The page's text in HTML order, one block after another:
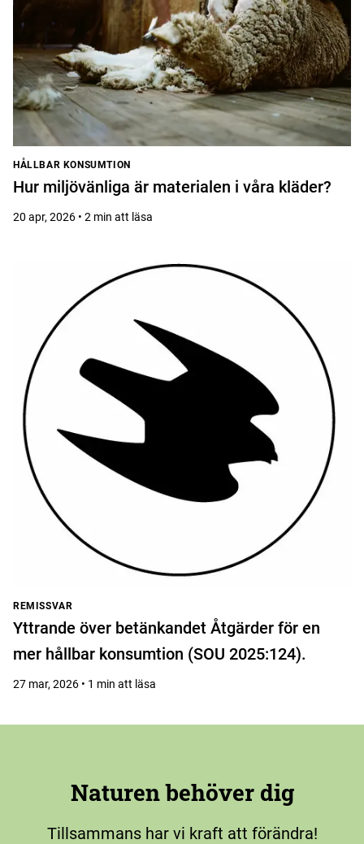
HÅLLBAR KONSUMTION
Hur miljövänliga är materialen i våra kläder?
20 apr, 2026 • 2 min att läsa
REMISSVAR
Yttrande över betänkandet Åtgärder för en
mer hållbar konsumtion (SOU 2025:124).
27 mar, 2026 • 1 min att läsa
Naturen behöver dig
Tillsammans har vi kraft att förändra!